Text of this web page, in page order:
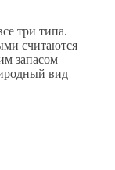
три типа.
считаются
запасом
вид